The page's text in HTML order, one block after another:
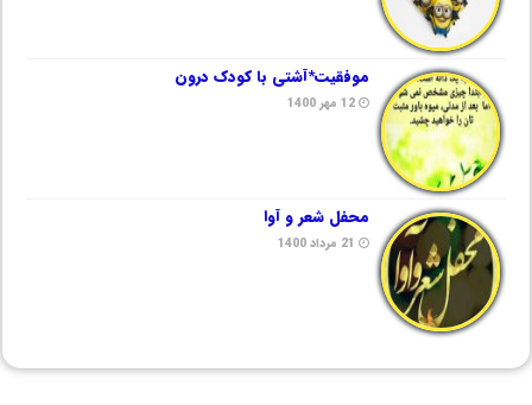
موفقیت*آشتی با کودک درون
12 مهر 1400
محفل شعر و آوا
21 مرداد 1400